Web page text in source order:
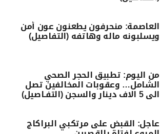
العاصمة: منحرفون يطعنون عون أمن
ويسلبونه ماله وهاتفه (التفاصيل)
من اليوم: تطبيق الحجر الصحي
الشامل… وعقوبات المخالفين تصل
الى 5 الاف دينار والسجن (التفـاصيل)
عاجل: القبض على مرتكبي البراكاج